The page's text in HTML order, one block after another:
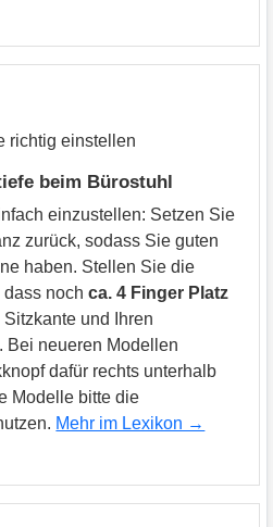
beim Bürostuhl
einzustellen: Setzen Sie
zurück, sodass Sie guten
haben. Stellen Sie die
dass nochca. 4 Finger Platz
und Ihren
Bei neueren Modellen
dafür rechts unterhalb
Modelle bitte die
Mehr im Lexikon →